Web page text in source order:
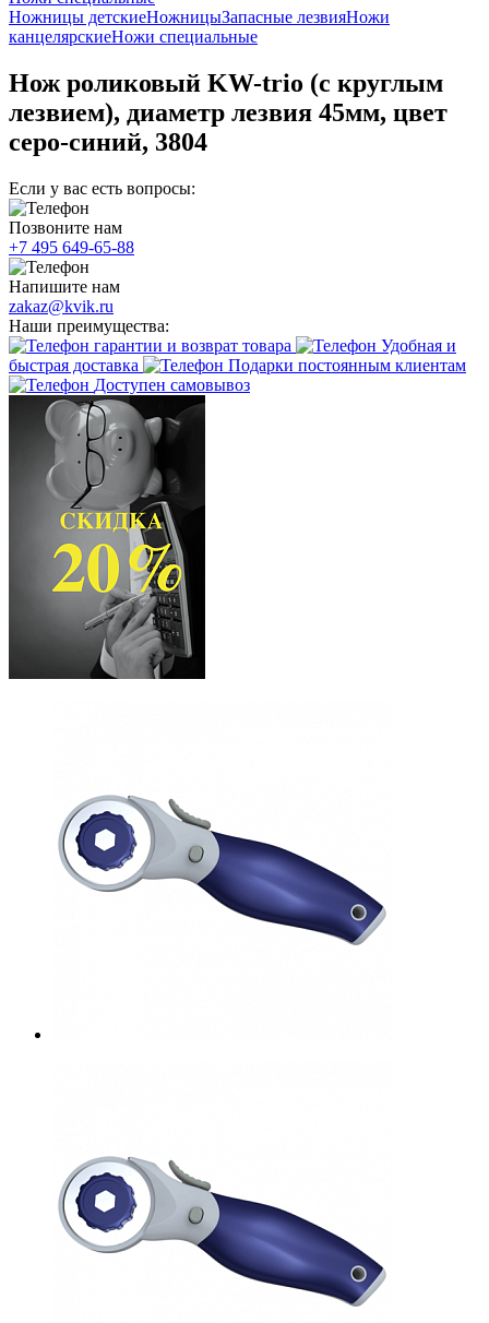
Ножницы детскиеНожницыЗапасные лезвияНожи
канцелярскиеНожи специальные
Нож роликовый KW-trio (с круглым
лезвием), диаметр лезвия 45мм, цвет
серо-синий, 3804
Если у вас есть вопросы:
Позвоните нам
+7 495 649-65-88
Напишите нам
zakaz@kvik.ru
Наши преимущества:
гарантии и возврат товара
Удобная и
быстрая доставка
Подарки постоянным клиентам
Доступен самовывоз